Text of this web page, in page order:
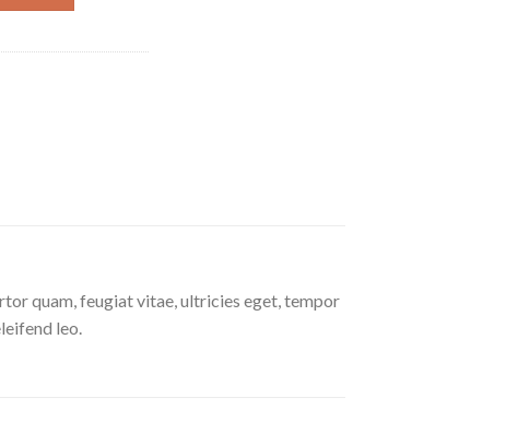
quam, feugiat vitae, ultricies eget, tempor
leo.